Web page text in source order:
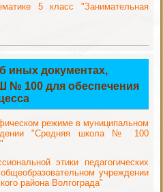
5 класс "Занимательная
иных документах,
№ 100 для обеспечения
режиме в муниципальном
"Средняя школа № 100
этики педагогических
учреждении
района Волгограда"